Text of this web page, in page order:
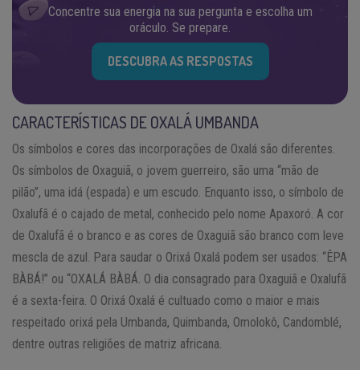
Concentre sua energia na sua pergunta e escolha um
oráculo. Se prepare.
DESCUBRA AS RESPOSTAS
CARACTERÍSTICAS DE OXALÁ UMBANDA
Os símbolos e cores das incorporações de Oxalá são diferentes.
Os símbolos de Oxaguiã, o jovem guerreiro, são uma “mão de
pilão”, uma idá (espada) e um escudo. Enquanto isso, o símbolo de
Oxalufã é o cajado de metal, conhecido pelo nome Apaxoró. A cor
de Oxalufã é o branco e as cores de Oxaguiã são branco com leve
mescla de azul. Para saudar o Orixá Oxalá podem ser usados: “ÊPA
BÀBÁ!” ou “OXALÁ BÀBÁ. O dia consagrado para Oxaguiã e Oxalufã
é a sexta-feira. O Orixá Oxalá é cultuado como o maior e mais
respeitado orixá pela Umbanda, Quimbanda, Omolokô, Candomblé,
dentre outras religiões de matriz africana.